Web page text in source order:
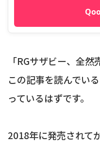
「RGサザビー、全然
この記事を読んでい
っているはずです。
2018年に発売されて